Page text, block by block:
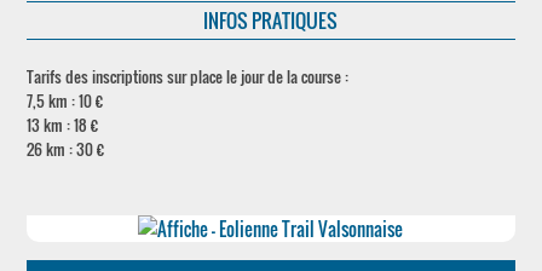
INFOS PRATIQUES
Tarifs des inscriptions sur place le jour de la course :
7,5 km : 10 €
13 km : 18 €
26 km : 30 €